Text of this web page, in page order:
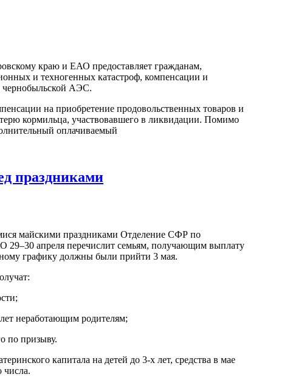
краю и ЕАО предоставляет гражданам,
и техногенных катастроф, компенсации и
чернобыльской АЭС.
на приобретение продовольственных товаров и
кормильца, участвовавшего в ликвидации. Помимо
оплачиваемый
праздниками
майскими праздниками Отделение СФР по
29–30 апреля перечислит семьям, получающим выплату
графику должны были прийти 3 мая.
неработающим родителям;
по призыву.
капитала на детей до 3-х лет, средства в мае
числа.